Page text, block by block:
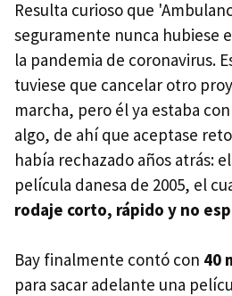
Resulta curioso que
seguramente nunca hubiese
la pandemia de coronavirus.
tuviese que cancelar otro
marcha, pero él ya estaba
algo, de ahí que aceptase
había rechazado años atrás:
película danesa de 2005, el
rodaje corto, rápido y no
Bay finalmente contó con 40
para sacar adelante una